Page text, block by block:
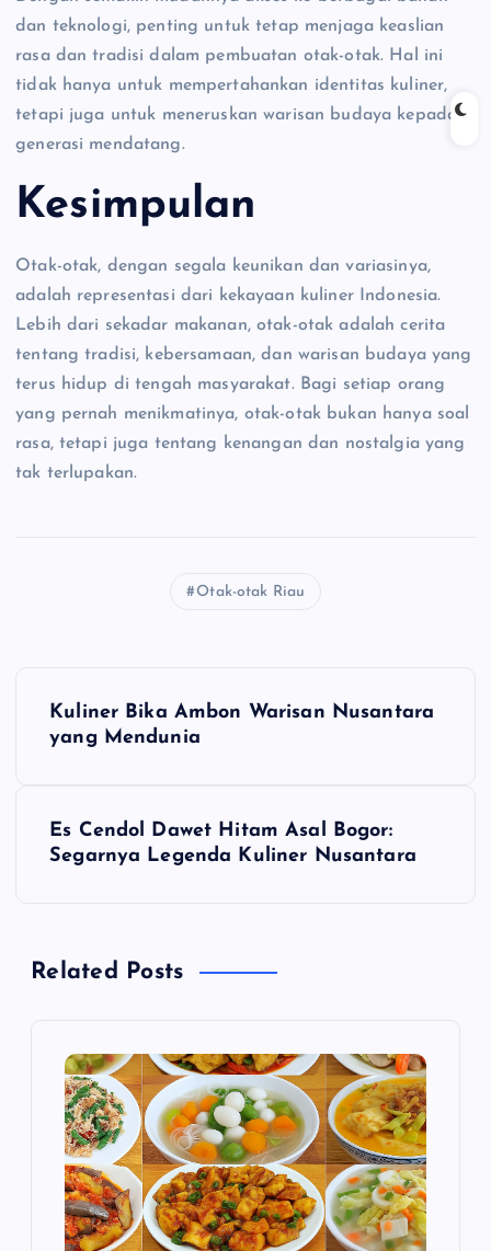
dan teknologi, penting untuk tetap menjaga keaslian
rasa dan tradisi dalam pembuatan otak-otak. Hal ini
tidak hanya untuk mempertahankan identitas kuliner,
tetapi juga untuk meneruskan warisan budaya kepada
generasi mendatang.
Kesimpulan
Otak-otak, dengan segala keunikan dan variasinya,
adalah representasi dari kekayaan kuliner Indonesia.
Lebih dari sekadar makanan, otak-otak adalah cerita
tentang tradisi, kebersamaan, dan warisan budaya yang
terus hidup di tengah masyarakat. Bagi setiap orang
yang pernah menikmatinya, otak-otak bukan hanya soal
rasa, tetapi juga tentang kenangan dan nostalgia yang
tak terlupakan.
Otak-otak Riau
N
a
Kuliner Bika Ambon Warisan Nusantara
yang Mendunia
Es Cendol Dawet Hitam Asal Bogor:
Segarnya Legenda Kuliner Nusantara
Related Posts